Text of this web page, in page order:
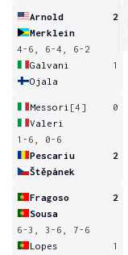
Arnold
2
Merklein
4-6, 6-4, 6-2
Galvani
1
Ojala
Messori [4]
0
Valeri
1-6, 0-6
Pescariu
2
Štěpánek
Fragoso
2
Sousa
6-3, 3-6, 7-6
Lopes
1